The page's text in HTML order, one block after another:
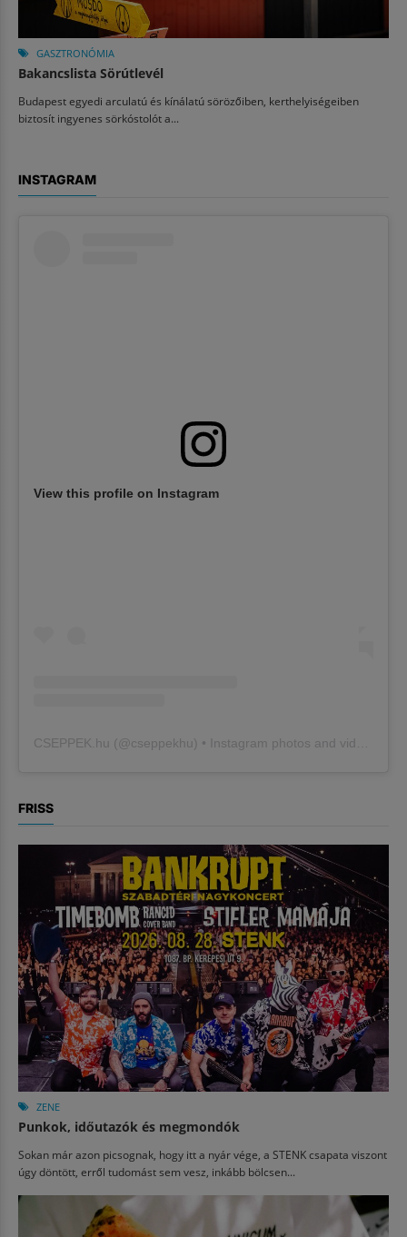
GASZTRONÓMIA
Bakancslista Sörútlevél
Budapest egyedi arculatú és kínálatú sörözőiben, kerthelyiségeiben
biztosít ingyenes sörkóstolót a...
INSTAGRAM
View this profile on Instagram
CSEPPEK.hu (@cseppekhu ) • Instagram photos and videos
FRISS
ZENE
Punkok, időutazók és megmondók
Sokan már azon picsognak, hogy itt a nyár vége, a STENK csapata viszont
úgy döntött, erről tudomást sem vesz, inkább bölcsen...